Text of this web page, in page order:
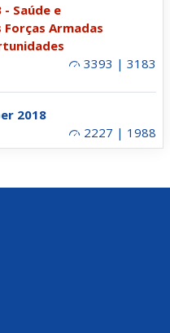
- Saúde e
Armadas
3393 | 3183
2018
2227 | 1988